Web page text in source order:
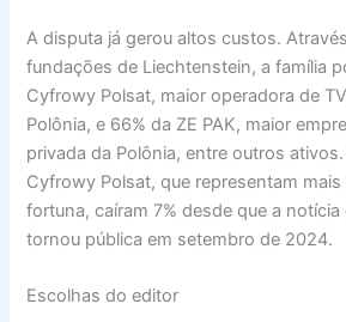
A disputa já gerou altos custos.
fundações de Liechtenstein, a família
Cyfrowy Polsat, maior operadora de
Polônia, e 66% da ZE PAK, maior
privada da Polônia, entre outros
Cyfrowy Polsat, que representam mais
fortuna, caíram 7% desde que a
tornou pública em setembro de 2024.
Escolhas do editor